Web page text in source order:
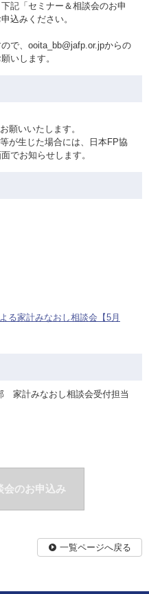
記「セミナー＆相談会のお申
込みください。
で、ooita_bb@jafp.or.jpからの
いします。
願いいたします。
が生じた場合には、日本FP協
でお知らせします。
る家計みなおし相談会【5月
家計みなおし相談会受付担当
会のお申込み
一覧ページへ戻る